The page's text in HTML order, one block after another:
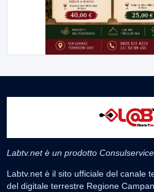
Labtv.net è un prodotto
Labtv.net è il sito ufficiale del canale
del digitale terrestre Regione